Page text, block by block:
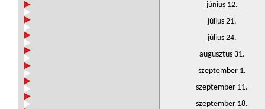
június 12.
július 21.
július 24.
augusztus 31.
szeptember 1.
szeptember 11.
szeptember 18.